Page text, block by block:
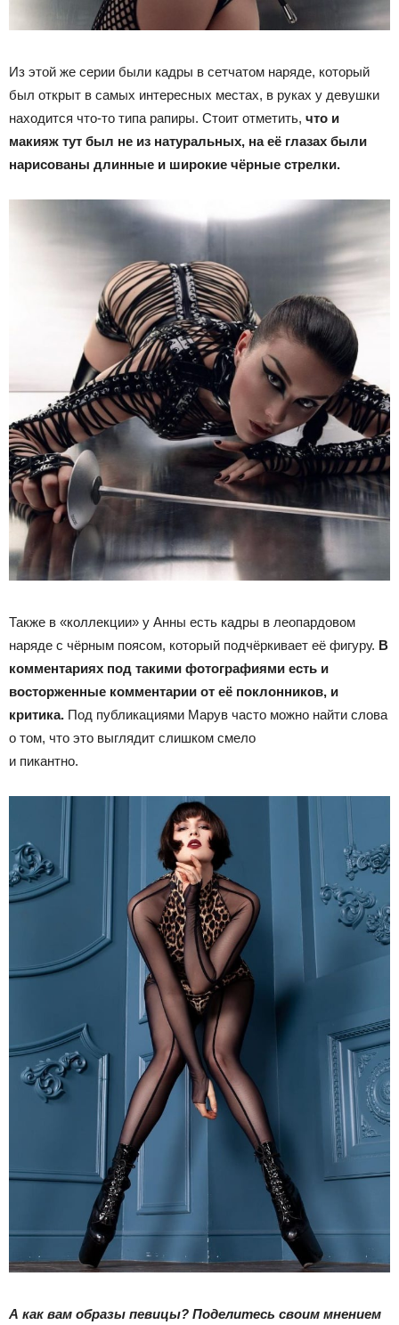
Из этой же серии были кадры в сетчатом наряде, который
был открыт в самых интересных местах, в руках у девушки
находится что-то типа рапиры. Стоит отметить, что и
макияж тут был не из натуральных, на её глазах были
нарисованы длинные и широкие чёрные стрелки.
Также в «коллекции» у Анны есть кадры в леопардовом
наряде с чёрным поясом, который подчёркивает её фигуру. В
комментариях под такими фотографиями есть и
восторженные комментарии от её поклонников, и
критика. Под публикациями Марув часто можно найти слова
о том, что это выглядит слишком смело
и пикантно.
А как вам образы певицы? Поделитесь своим мнением